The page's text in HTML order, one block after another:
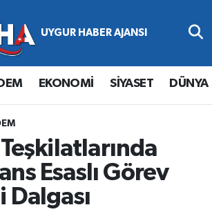
EKONOMİ SİYASET DÜNYA
Esaslı Görev
Dalgası
Durumu ve Fikstür